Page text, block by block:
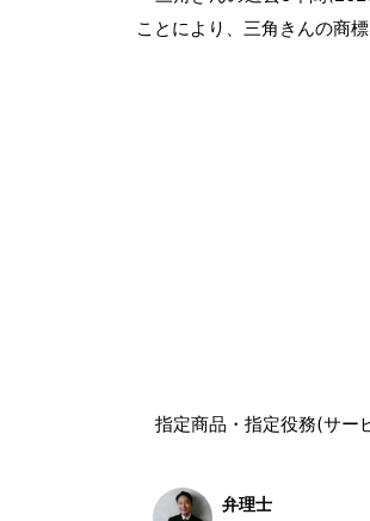
ことにより、三角きんの商
指定商品・指定役務(サー
弁理士